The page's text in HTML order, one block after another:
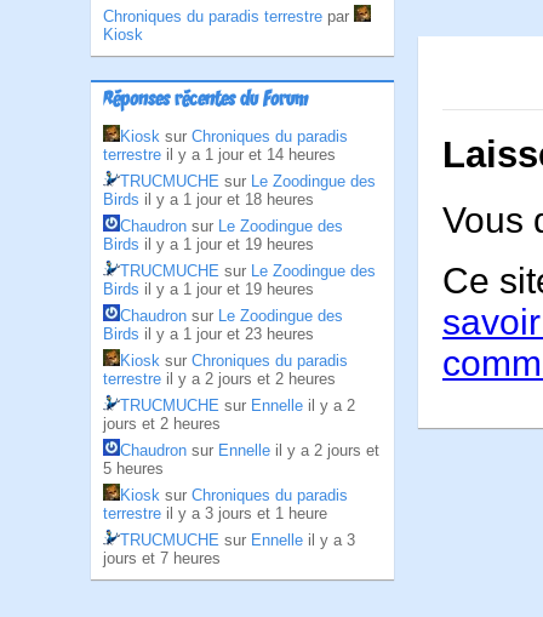
Chroniques du paradis terrestre par
Kiosk
Réponses récentes du Forum
Kiosk sur Chroniques du paradis
terrestre il y a 1 jour et 14 heures
TRUCMUCHE sur Le Zoodingue des
Birds il y a 1 jour et 18 heures
Chaudron sur Le Zoodingue des
Birds il y a 1 jour et 19 heures
TRUCMUCHE sur Le Zoodingue des
Birds il y a 1 jour et 19 heures
Chaudron sur Le Zoodingue des
Birds il y a 1 jour et 23 heures
Kiosk sur Chroniques du paradis
terrestre il y a 2 jours et 2 heures
TRUCMUCHE sur Ennelle il y a 2
jours et 2 heures
Chaudron sur Ennelle il y a 2 jours et
5 heures
Kiosk sur Chroniques du paradis
terrestre il y a 3 jours et 1 heure
TRUCMUCHE sur Ennelle il y a 3
jours et 7 heures
Vous
Ce